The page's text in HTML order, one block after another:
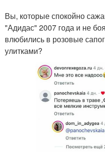
Вы, которые спокойно
"Адидас" 2007 года и не
влюбились в розовые
улитками?